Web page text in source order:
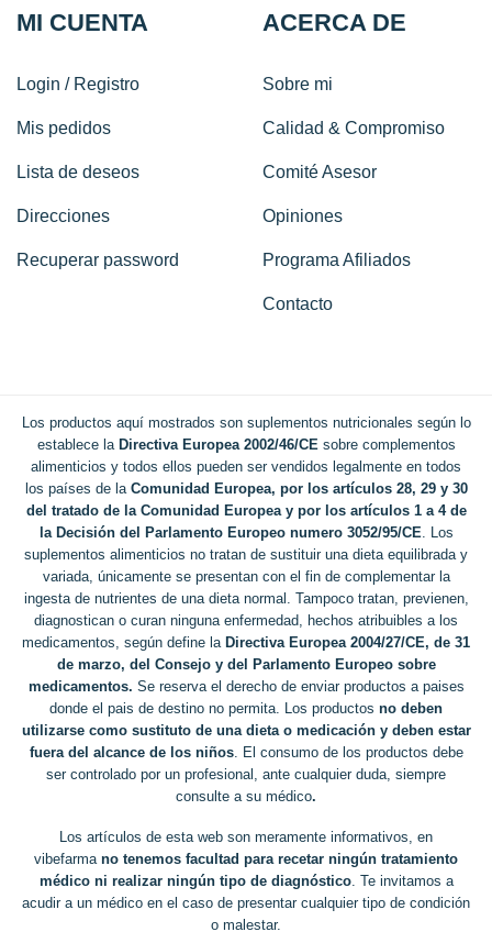
MI CUENTA
Login / Registro
Mis pedidos
Lista de deseos
Direcciones
Recuperar password
ACERCA DE
Sobre mi
Calidad & Compromiso
Comité Asesor
Opiniones
Programa Afiliados
Contacto
Los productos aquí mostrados son suplementos nutricionales según lo
establece la Directiva Europea 2002/46/CEsobre complementos
alimenticios y todos ellos pueden ser vendidos legalmente en todos
los países de la Comunidad Europea, por los artículos 28, 29 y 30
del tratado de la Comunidad Europea y por los artículos 1 a 4 de
la Decisión del Parlamento Europeo numero 3052/95/CE. Los
suplementos alimenticios no tratan de sustituir una dieta equilibrada y
variada, únicamente se presentan con el fin de complementar la
ingesta de nutrientes de una dieta normal. Tampoco tratan, previenen,
diagnostican o curan ninguna enfermedad, hechos atribuibles a los
medicamentos, según define laDirectiva Europea 2004/27/CE, de 31
de marzo, del Consejo y del Parlamento Europeo sobre
medicamentos. Se reserva el derecho de enviar productos a paises
donde el pais de destino no permita. Los productos no deben
utilizarse como sustituto de una dieta o medicación y deben estar
fuera del alcance de los niños. El consumo de los productos debe
ser controlado por un profesional, ante cualquier duda, siempre
consulte a su médico.
Los artículos de esta web son meramente informativos, en
vibefarma no tenemos facultad para recetar ningún tratamiento
médico ni realizar ningún tipo de diagnóstico. Te invitamos a
acudir a un médico en el caso de presentar cualquier tipo de condición
o malestar.